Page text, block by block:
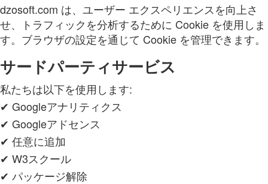
dzosoft.com は、ユーザー エクスペリエンスを向上さ
せ、トラフィックを分析するために Cookie を使用しま
す。ブラウザの設定を通じて Cookie を管理できます。
サードパーティサービス
私たちは以下を使用します:
✔ Googleアナリティクス
✔ Googleアドセンス
✔ 任意に追加
✔ W3スクール
✔ パッケージ解除